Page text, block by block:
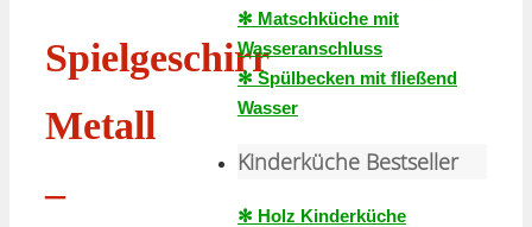
Spielgeschirr
Metall
–
✻ Matschküche mit
Wasseranschluss
✻ Spülbecken mit fließend
Wasser
Kinderküche Bestseller
✻ Holz Kinderküche